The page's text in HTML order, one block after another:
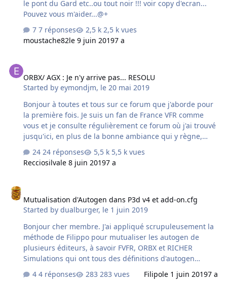
le pont du Gard etc..ou tout noir !!! voir copy d'ecran...
Pouvez vous m'aider...@+
7 réponses
2,5 k vues
moustache82le 9 juin 20197 a
ORBX/ AGX : Je n'y arrive pas... RESOLU
Started byeymondjm, le 20 mai 2019
Bonjour à toutes et tous sur ce forum que j'aborde pour
la première fois. Je suis un fan de France VFR comme
vous et je consulte régulièrement ce forum où j'ai trouvé
jusqu'ici, en plus de la bonne ambiance qui y règne,
toutes les solutions aux problèmes que je rencontrais.
Pas besoin de poster. Mais cette fois-ci, je n'ai pas trouvé
comment faire VRAIMENT cohabiter les autogens AGX et
à London City avec la végétation d'ORBX. Pas moi. J'ai
scrupuleusement suivi la procédure de Filipo - merci à
lui- Voici ce que j'obtiens : Vichy (par exem…
24 réponses
5,5 k vues
Recciosilvale 8 juin 20197 a
Mutualisation d'Autogen dans P3d v4 et add-on.cfg
Started bydualburger, le 1 juin 2019
Bonjour cher membre. J'ai appliqué scrupuleusement la
méthode de Filippo pour mutualiser les autogen de
plusieurs éditeurs, à savoir FVFR, ORBX et RICHER
Simulations qui ont tous des définitions d'autogen
différentes. En fin de procédure il est précisé qu'il faut
rajouter dans l'add-on.cfg les packages correspondants
4 réponses 283 vues Filipole 1 juin 20197 a